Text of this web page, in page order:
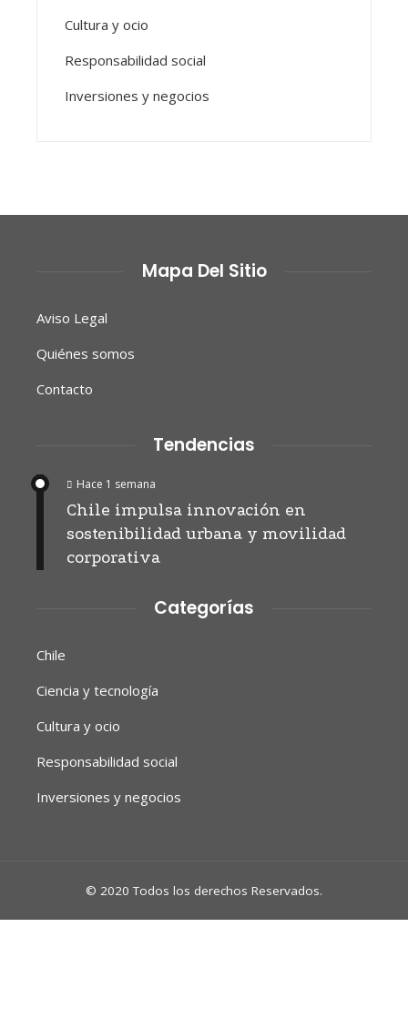
Cultura y ocio
Responsabilidad social
Inversiones y negocios
Mapa Del Sitio
Aviso Legal
Quiénes somos
Contacto
Tendencias
Hace 1 semana
Chile impulsa innovación en
sostenibilidad urbana y movilidad
corporativa
Categorías
Chile
Ciencia y tecnología
Cultura y ocio
Responsabilidad social
Inversiones y negocios
© 2020 Todos los derechos Reservados.